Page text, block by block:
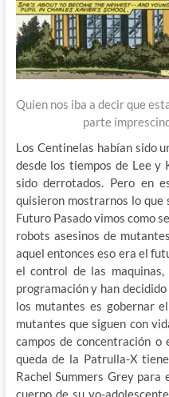
Quien nos iba a decir que
parte
Los Centinelas habían sido
desde los tiempos de Lee
sido derrotados. Pero en
quisieron mostrarnos lo que
Futuro Pasado vimos como
robots asesinos de
aquel entonces eso era el
el control de las
programación y han
los mutantes es gobernar
mutantes que siguen con
campos de concentración o
queda de la Patrulla-X
Rachel Summers Grey para
cuerpo de su yo-